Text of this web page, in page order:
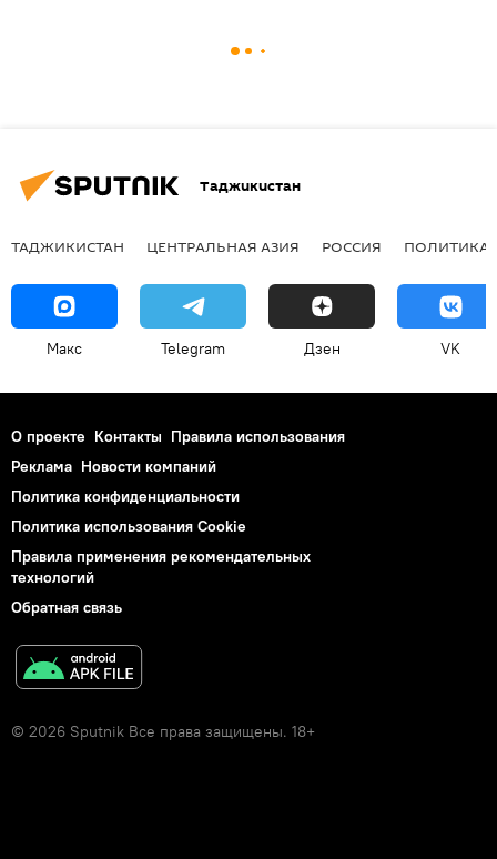
Таджикистан
ТАДЖИКИСТАН ЦЕНТРАЛЬНАЯ АЗИЯ РОССИЯ ПОЛИТИКА
Макс Telegram Дзен VK
О проекте Контакты Правила использования
Реклама Новости компаний
Политика конфиденциальности
Политика использования Cookie
Правила применения рекомендательных
технологий
Обратная связь
© 2026 Sputnik Все права защищены. 18+